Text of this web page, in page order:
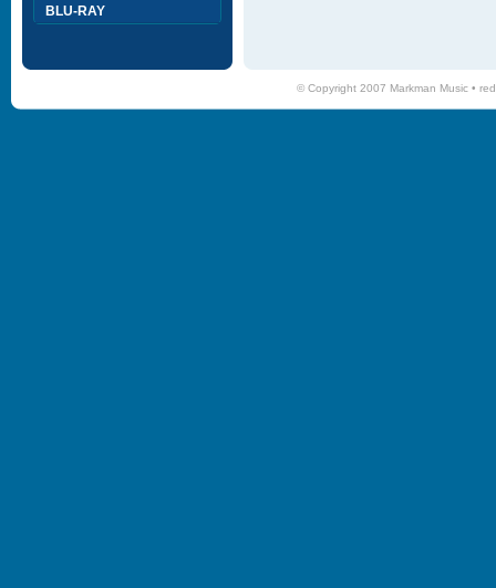
BLU-RAY
© Copyright 2007 Markman Music •